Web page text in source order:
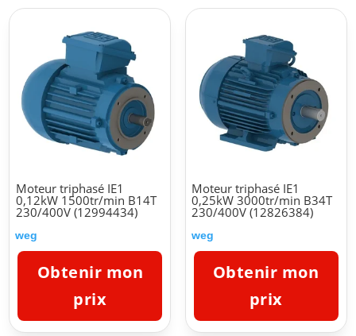
Moteur triphasé IE1
0,12kW 1500tr/min B14T
230/400V (12994434)
weg
Obtenir mon
prix
Moteur triphasé IE1
0,25kW 3000tr/min B34T
230/400V (12826384)
weg
Obtenir mon
prix